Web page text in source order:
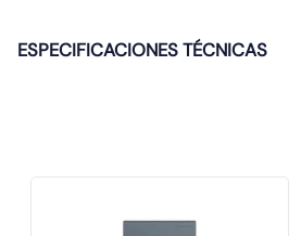
ESPECIFICACIONES TÉCNICAS